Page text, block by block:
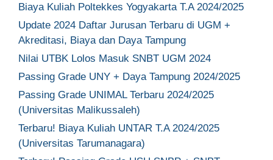
Biaya Kuliah Poltekkes Yogyakarta T.A 2024/2025
Update 2024 Daftar Jurusan Terbaru di UGM +
Akreditasi, Biaya dan Daya Tampung
Nilai UTBK Lolos Masuk SNBT UGM 2024
Passing Grade UNY + Daya Tampung 2024/2025
Passing Grade UNIMAL Terbaru 2024/2025
(Universitas Malikussaleh)
Terbaru! Biaya Kuliah UNTAR T.A 2024/2025
(Universitas Tarumanagara)